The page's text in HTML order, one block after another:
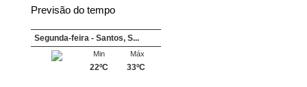
Previsão do tempo
Segunda-feira - Santos, S...
Máx
33ºC
Min
22ºC